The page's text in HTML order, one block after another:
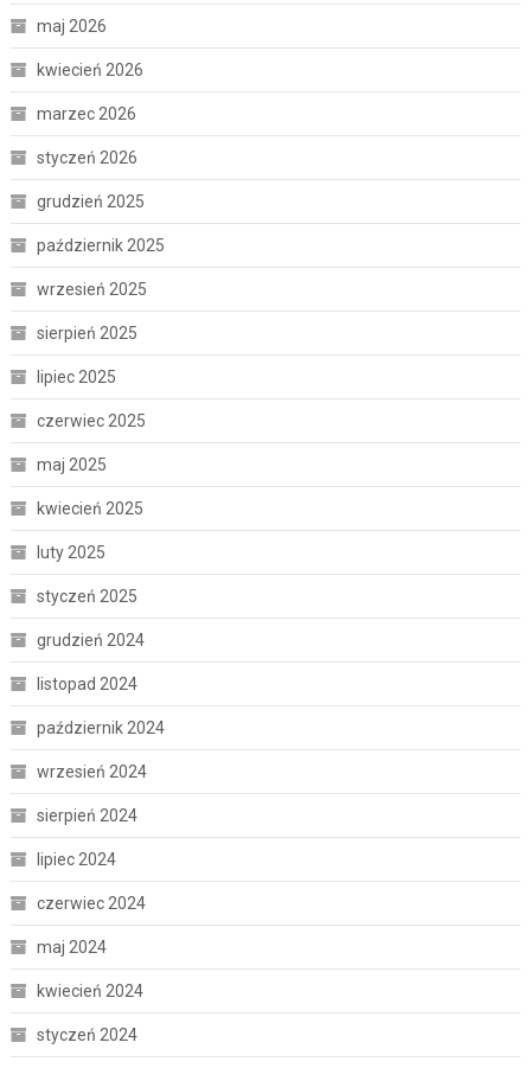
maj 2026
kwiecień 2026
marzec 2026
styczeń 2026
grudzień 2025
październik 2025
wrzesień 2025
sierpień 2025
lipiec 2025
czerwiec 2025
maj 2025
kwiecień 2025
luty 2025
styczeń 2025
grudzień 2024
listopad 2024
październik 2024
wrzesień 2024
sierpień 2024
lipiec 2024
czerwiec 2024
maj 2024
kwiecień 2024
styczeń 2024